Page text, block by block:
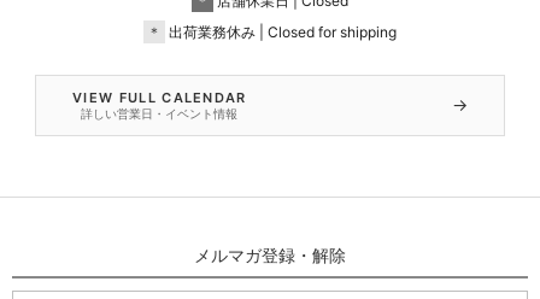
＊
出荷業務休み | Closed for shipping
VIEW FULL CALENDAR
詳しい営業日・イベント情報 →
メルマガ登録・解除